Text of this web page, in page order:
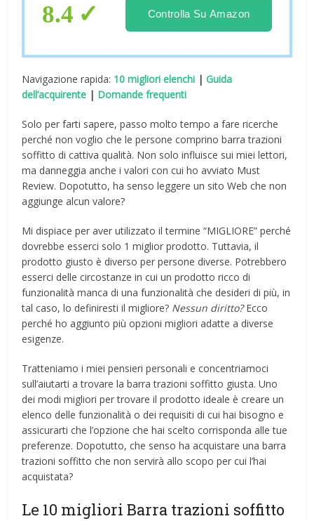
8.4 Controlla Su Amazon
Navigazione rapida: 10 migliori elenchi |Guida
dell’acquirente | Domande frequenti
Solo per farti sapere, passo molto tempo a fare ricerche
perché non voglio che le persone comprino barra trazioni
soffitto di cattiva qualità. Non solo influisce sui miei lettori,
ma danneggia anche i valori con cui ho avviato Must
Review. Dopotutto, ha senso leggere un sito Web che non
aggiunge alcun valore?
Mi dispiace per aver utilizzato il termine “MIGLIORE” perché
dovrebbe esserci solo 1 miglior prodotto. Tuttavia, il
prodotto giusto è diverso per persone diverse. Potrebbero
esserci delle circostanze in cui un prodotto ricco di
funzionalità manca di una funzionalità che desideri di più, in
tal caso, lo definiresti il ​​migliore? Nessun diritto?Ecco
perché ho aggiunto più opzioni migliori adatte a diverse
esigenze.
Tratteniamo i miei pensieri personali e concentriamoci
sull’aiutarti a trovare la barra trazioni soffitto giusta. Uno
dei modi migliori per trovare il prodotto ideale è creare un
elenco delle funzionalità o dei requisiti di cui hai bisogno e
assicurarti che l’opzione che hai scelto corrisponda alle tue
preferenze. Dopotutto, che senso ha acquistare una barra
trazioni soffitto che non servirà allo scopo per cui l’hai
acquistata?
Le 10 migliori Barra trazioni soffitto